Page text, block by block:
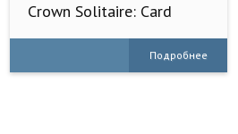
Crown Solitaire: Card
Подробнее